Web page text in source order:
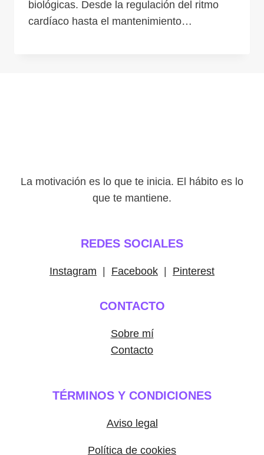
biológicas. Desde la regulación del ritmo
cardíaco hasta el mantenimiento…
La motivación es lo que te inicia. El hábito es lo
que te mantiene.
REDES SOCIALES
Instagram Facebook Pinterest
CONTACTO
Sobre mí
Contacto
TÉRMINOS Y CONDICIONES
Aviso legal
Política de cookies